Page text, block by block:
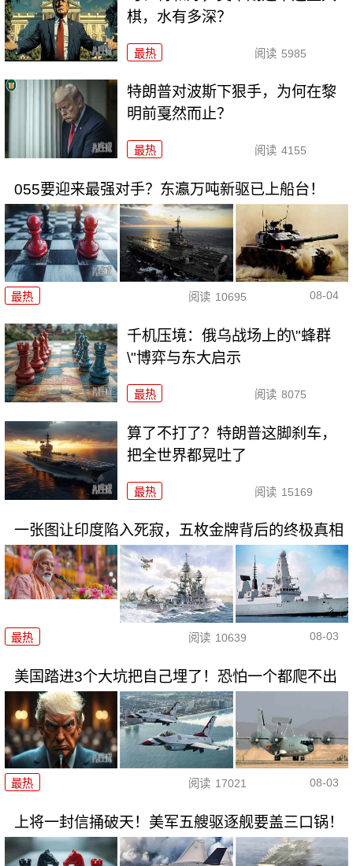
棋，水有多深？
最热 阅读 5985
特朗普对波斯下狠手，为何在黎
明前戛然而止？
最热 阅读 4155
055要迎来最强对手？东瀛万吨新驱已上船台！
最热 阅读 10695 08-04
千机压境：俄乌战场上的\"蜂群
\"博弈与东大启示
最热 阅读 8075
算了不打了？特朗普这脚刹车，
把全世界都晃吐了
最热 阅读 15169
一张图让印度陷入死寂，五枚金牌背后的终极真相
最热 阅读 10639 08-03
美国踏进3个大坑把自己埋了！恐怕一个都爬不出
最热 阅读 17021 08-03
上将一封信捅破天！美军五艘驱逐舰要盖三口锅！